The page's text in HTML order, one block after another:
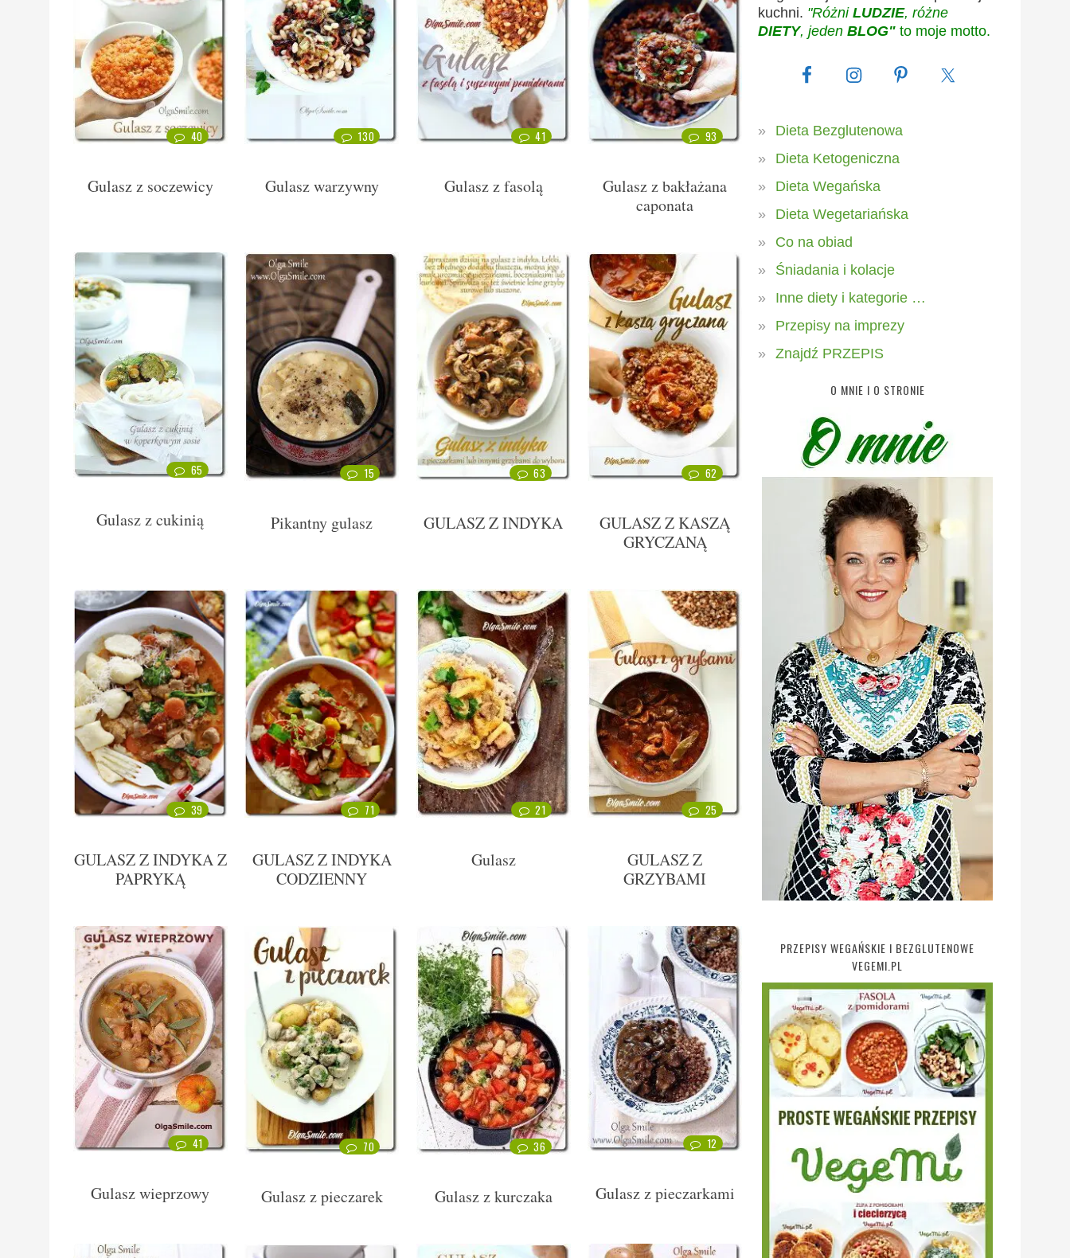
40
Gulasz z soczewicy
130
Gulasz warzywny
41
Gulasz z fasolą
93
Gulasz z bakłażana
caponata
65
Gulasz z cukinią
15
Pikantny gulasz
63
GULASZ Z INDYKA
62
GULASZ Z KASZĄ
GRYCZANĄ
39
GULASZ Z INDYKA Z
PAPRYKĄ
71
GULASZ Z INDYKA
CODZIENNY
21
Gulasz
25
GULASZ Z
GRZYBAMI
41
Gulasz wieprzowy
70
Gulasz z pieczarek
36
Gulasz z kurczaka
12
Gulasz z pieczarkami
kuchni. "Różni LUDZIE, różne
DIETY, jeden BLOG" to moje motto.
Dieta Bezglutenowa
Dieta Ketogeniczna
Dieta Wegańska
Dieta Wegetariańska
Co na obiad
Śniadania i kolacje
Inne diety i kategorie …
Przepisy na imprezy
Znajdź PRZEPIS
O MNIE I O STRONIE
PRZEPISY WEGAŃSKIE I BEZGLUTENOWE
VEGEMI.PL